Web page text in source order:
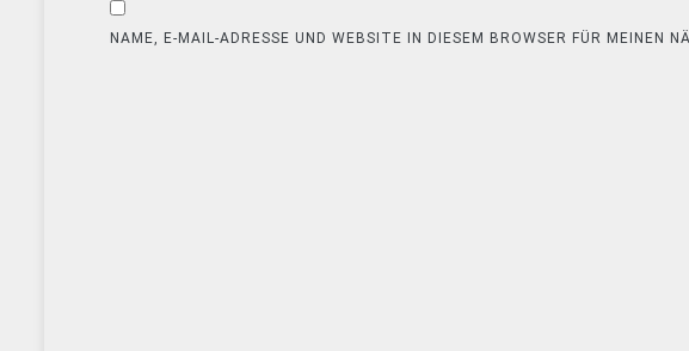
NAME, E-MAIL-ADRESSE UND WEBSITE IN DIESEM BROWSER FÜR MEINEN